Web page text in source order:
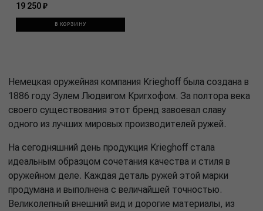
19 250 ₽
В КОРЗИНУ
Немецкая оружейная компания Krieghoff была создана в
1886 году Зулем Людвигом Кригхофом. За полтора века
своего существования этот бренд завоевал славу
одного из лучших мировых производителей ружей.
На сегодняшний день продукция Krieghoff стала
идеальным образцом сочетания качества и стиля в
оружейном деле. Каждая деталь ружей этой марки
продумана и выполнена с величайшей точностью.
Великолепный внешний вид и дорогие материалы, из